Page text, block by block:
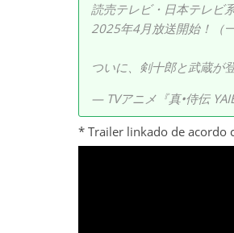
読売テレビ・日本テレビ
2025年4月放送開始！（
ついに、剣十郎と武蔵が
— TVアニメ『真•侍伝
* Trailer linkado de acordo